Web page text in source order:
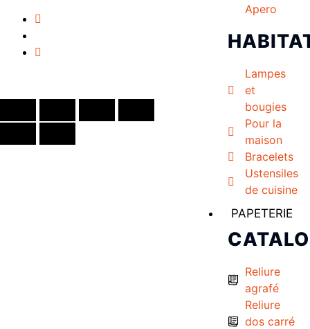
Apero
Lampes
et
bougies
Pour la
maison
Bracelets
Ustensiles
de cuisine
PAPETERIE
Reliure
agrafé
Reliure
dos carré